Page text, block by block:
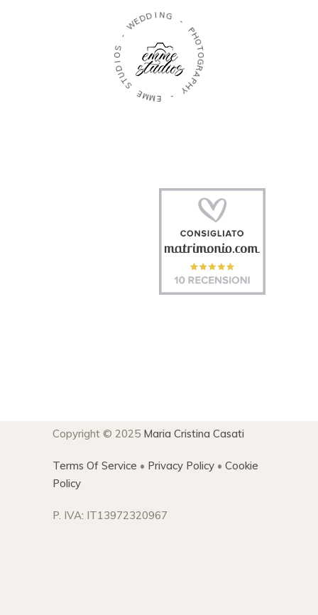
-
WEDDI NG
-
P
H
O
T
O
G
R
A
P
H
Y
-
E
M
M
E
S
T
U
D
O
S
Copyright © 2025 Maria Cristina Casati
Terms Of Service • Privacy Policy • Cookie
Policy
P. IVA: IT13972320967